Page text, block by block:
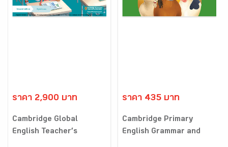
ราคา 2,900 บาท
Cambridge Global
English Teacher’s
ราคา 435 บาท
Cambridge Primary
English Grammar and